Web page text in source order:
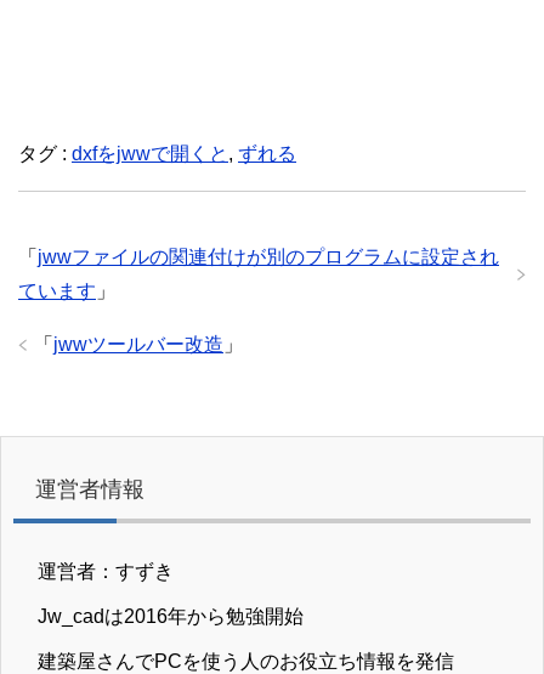
タグ : dxfをjwwで開くと , ずれる
「 jwwファイルの関連付けが別のプログラムに設定され
ています 」
「 jwwツールバー改造 」
運営者情報
運営者：すずき
Jw_cadは2016年から勉強開始
建築屋さんでPCを使う人のお役立ち情報を発信